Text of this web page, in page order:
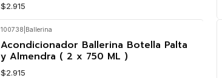
$2.915
100738 Ballerina
Acondicionador Ballerina Botella Palta
y Almendra ( 2 x 750 ML )
$2.915